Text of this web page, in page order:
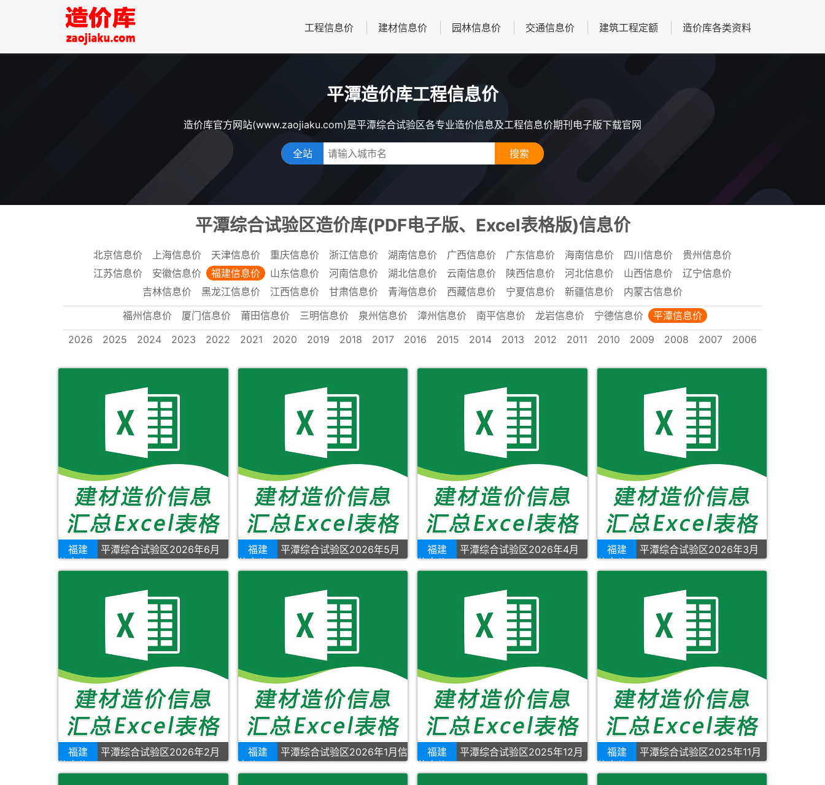
工程信息价 建材信息价 园林信息价 交通信息价 建筑工程定额 造价库各类资料
平潭造价库工程信息价
造价库官方网站(www.zaojiaku.com)是平潭综合试验区各专业造价信息及工程信息价期刊电子版下载官网
全站
平潭综合试验区造价库(PDF电子版、Excel表格版)信息价
北京信息价 上海信息价 天津信息价 重庆信息价 浙江信息价 湖南信息价 广西信息价 广东信息价 海南信息价 四川信息价
贵州信息价
江苏信息价
安徽信息价 福建信息价 山东信息价 河南信息价 湖北信息价 云南信息价 陕西信息价 河北信息价 山西信息价
辽宁信息价
吉林信息价
黑龙江信息价 江西信息价 甘肃信息价 青海信息价 西藏信息价 宁夏信息价 新疆信息价
内蒙古信息价
福州信息价
厦门信息价 莆田信息价 三明信息价 泉州信息价 漳州信息价 南平信息价 龙岩信息价 宁德信息价
平潭信息价
2026
2025 2024 2023 2022 2021 2020 2019 2018 2017 2016 2015 2014 2013 2012 2011 2010 2009 2008 2007 2006
福建
平潭综合试验区2026年6月
信息价
福建
平潭综合试验区2026年5月
信息价
福建
平潭综合试验区2026年4月
信息价
福建
平潭综合试验区2026年3月
信息价
福建
平潭综合试验区2026年2月
信息价
福建
平潭综合试验区2026年1月信
息价
福建
平潭综合试验区2025年12月
信息价
福建
平潭综合试验区2025年11月
信息价